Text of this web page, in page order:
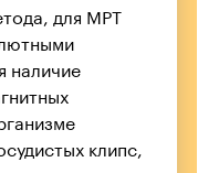
для МРТ
наличие
клипс,